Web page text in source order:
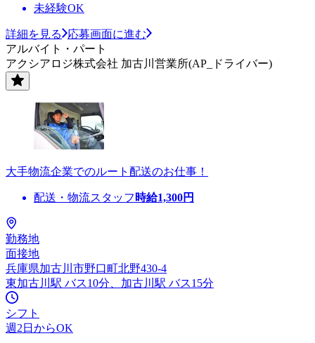
未経験OK
詳細を見る
応募画面に進む
アルバイト・パート
アクシアロジ株式会社 加古川営業所(AP_ドライバー)
大手物流企業でのルート配送のお仕事！
配送・物流スタッフ 時給1,300円
勤務地
面接地
兵庫県加古川市野口町北野430-4
東加古川駅 バス10分、加古川駅 バス15分
シフト
週2日からOK